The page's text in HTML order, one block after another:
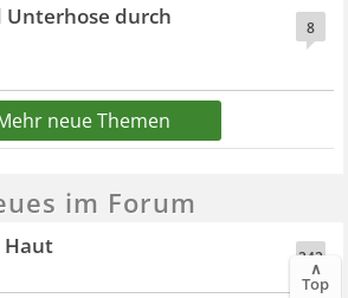
8
durch
neue Themen
im Forum
242
Haut
∧
Top